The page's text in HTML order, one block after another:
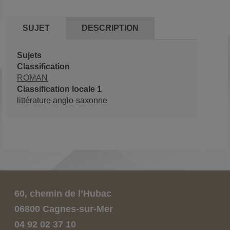
SUJET DESCRIPTION
Sujets
Classification
ROMAN
Classification locale 1
littérature anglo-saxonne
60, chemin de l’Hubac
06800 Cagnes-sur-Mer
04 92 02 37 10